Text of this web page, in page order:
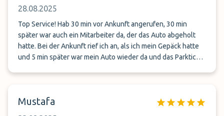
28.08.2025
Top Service! Hab 30 min vor Ankunft angerufen, 30 min
später war auch ein Mitarbeiter da, der das Auto abgeholt
hatte. Bei der Ankunft rief ich an, als ich mein Gepäck hatte
und 5 min später war mein Auto wieder da und das Parkticket
Mustafa